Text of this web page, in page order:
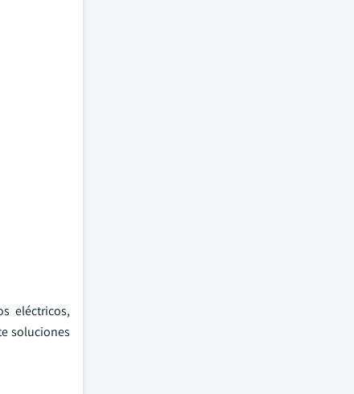
eléctricos,
soluciones